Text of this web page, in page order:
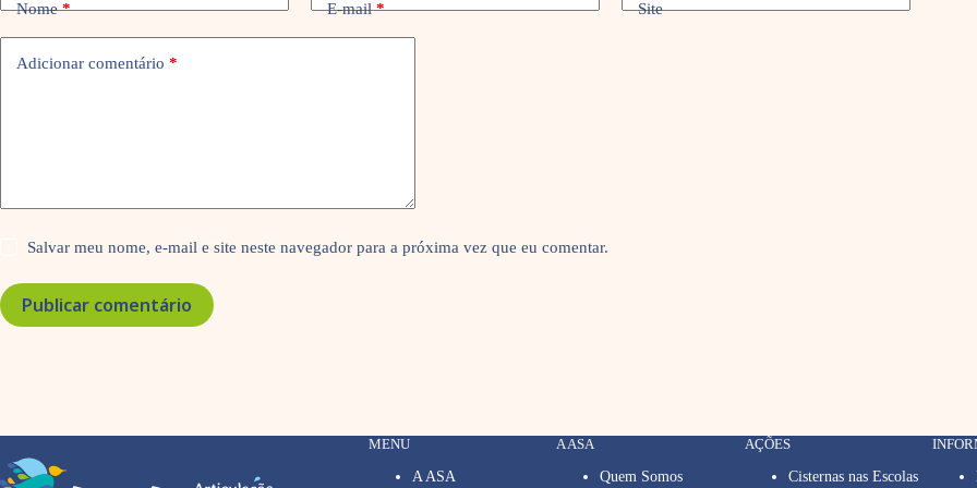
Nome* E-mail* Site
Adicionar comentário *
Salvar meu nome, e-mail e site neste navegador para a próxima vez que eu comentar.
Publicar comentário
MENU
A ASA
A ASA
Quem Somos
AÇÕES
Cisternas nas Escolas